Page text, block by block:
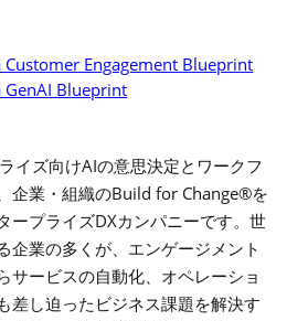
Customer Engagement Blueprint
GenAI Blueprint
イズ向けAIの意思決定とワークフ
企業・組織のBuild for Change®を
ープライズDXカンパニーです。世
企業の多くが、エンゲージメント
サービスの自動化、オペレーショ
差し迫ったビジネス課題を解決す